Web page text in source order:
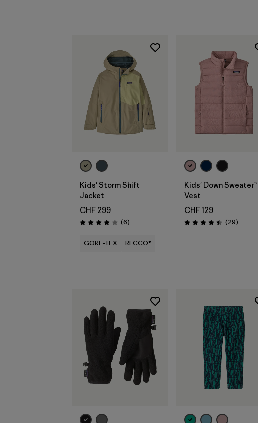
Kids' Storm Shift
Jacket
CHF 299
Évaluation: 3.8 / 5
(6Avis
)
GORE-TEX RECCO®
Kids' Down Sweater™
Vest
CHF 129
Évaluation: 4.4 / 5
(29Avis
)